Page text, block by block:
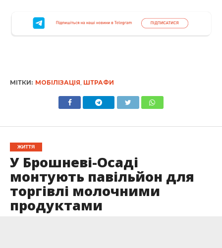
МІТКИ: МОБІЛІЗАЦІЯ ШТРАФИ
ЖИТТЯ
У Брошневі-Осаді
монтують павільйон для
торгівлі молочними
продуктами